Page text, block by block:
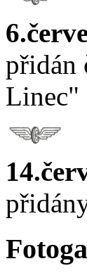
přidán
Linec"